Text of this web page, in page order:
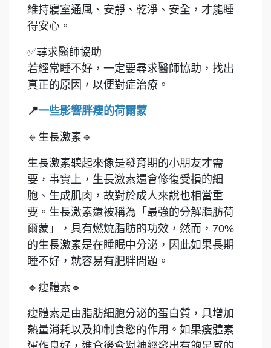
維持寢室通風、安靜、乾淨、安全，才能睡
得安心。
✅尋求醫師協助
若經常睡不好，一定要尋求醫師協助，找出
真正的原因，以便對症治療。
📍一些影響胖瘦的荷爾蒙
🔹 生長激素 🔹
生長激素聽起來像是發育期的小朋友才需
要，事實上，生長激素還會修復受損的細
胞、生成肌肉，故對於成人來說也相當重
要。生長激素還被稱為「最強的分解脂肪荷
爾蒙」，具有燃燒脂肪的功效，然而，70%
的生長激素是在睡眠中分泌，因此如果長期
睡不好，就容易有肥胖問題。
🔹 瘦體素 🔹
瘦體素是由脂肪細胞分泌的蛋白質，具增加
熱量消耗以及抑制食慾的作用。如果瘦體素